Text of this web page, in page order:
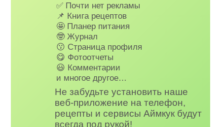
✅ Почти нет рекламы
📌 Книга рецептов
🤩 Планер питания
🤓 Журнал
😗 Страница профиля
😋 Фотоотчеты
😃 Комментарии
и многое другое…
Не забудьте установить наше
веб-приложение на телефон,
рецепты и сервисы Аймкук будут
всегда под рукой!